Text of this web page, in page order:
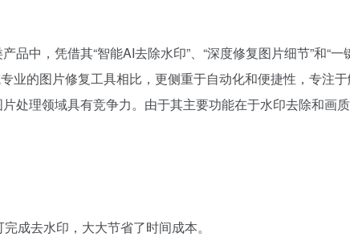
中，凭借其“智能AI去除水印”、“深度修复图片细节”和“
的图片修复工具相比，更侧重于自动化和便捷性，专注
处理领域具有竞争力。由于其主要功能在于水印去除和画
成去水印，大大节省了时间成本。